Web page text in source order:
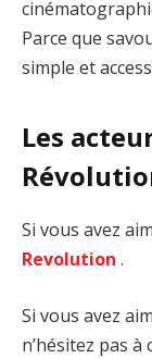
Parce que
simple et
Les
Si vous avez
Revolution .
Si vous avez
n’hésitez pas